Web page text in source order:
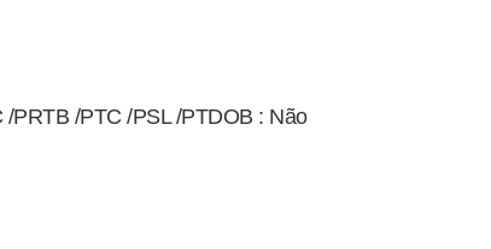
PRTB /PTC /PSL /PTDOB : Não